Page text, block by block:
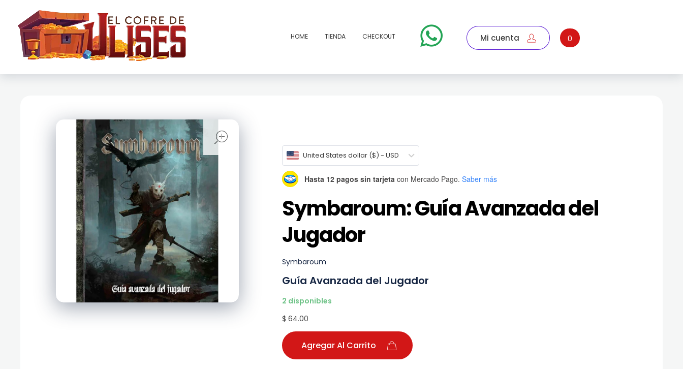
HOME TIENDA CHECKOUT Mi cuenta 0
Symbaroum: Guía Avanzada del
Jugador
$ 64.00
United States dollar ($) - USD
Symbaroum
Guía Avanzada del Jugador
2 disponibles
Hasta 12 pagos sin tarjeta con Mercado Pago. Saber más
Agregar Al Carrito